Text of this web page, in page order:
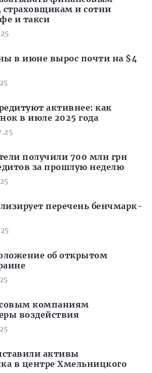
и сотни
и такси
в июне вырос почти на $4
активнее: как
в июле 2025 года
получили 700 млн грн
за прошлую неделю
перечень бенчмарк-
об открытом
компаниям
воздействия
активы
в центре Хмельницкого